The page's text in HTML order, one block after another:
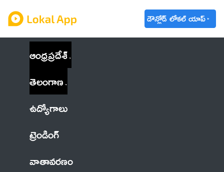
డౌన్లోడ్ లోకల్ యాప్
ఆంధ్రప్రదేశ్
తెలంగాణ
ఉద్యోగాలు
ట్రెండింగ్
వాతావరణం